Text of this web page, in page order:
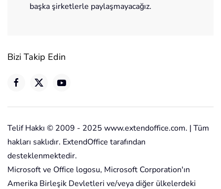
başka şirketlerle paylaşmayacağız.
Bizi Takip Edin
Telif Hakkı © 2009 - 2025 www.extendoffice.com. | Tüm
hakları saklıdır. ExtendOffice tarafından
desteklenmektedir.
Microsoft ve Office logosu, Microsoft Corporation'ın
Amerika Birleşik Devletleri ve/veya diğer ülkelerdeki